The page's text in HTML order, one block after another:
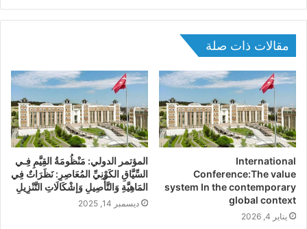
مقالات ذات صلة
International
Conference:The value
system In the contemporary
global context
يناير 4, 2026
المؤتمر الدولي: مَنْظُومَةُ القِيَّمِ فِـي
السِّيَّاقِ الكَوْنِيِّ المُعَاصِرِ: نَظَرَاتٌ فِي
المَاهِيَّةِ وَالتَّأْصِيلِ وَإشْكَالَاتِ التَّنْزِيلِ
ديسمبر 14, 2025